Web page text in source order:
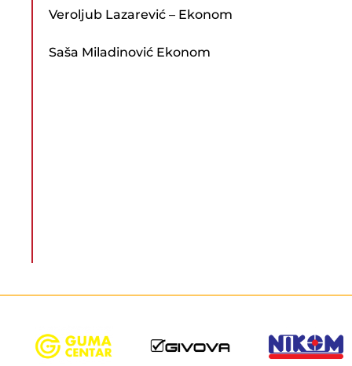
Veroljub Lazarević – Ekonom
Saša Miladinović Ekonom